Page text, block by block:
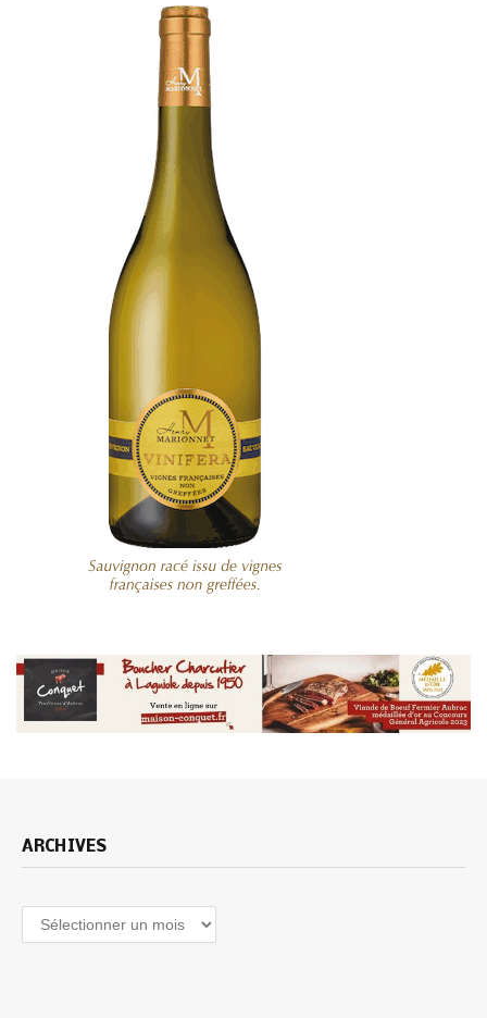
ARCHIVES
Archives